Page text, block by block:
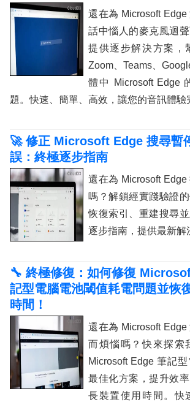
還在為 Microsoft Edge
話中惱人的麥克風迴
提供逐步解決方案，
Zoom、Teams、
體中 Microsoft Edge
題。快速、簡單、高效，讓您的音訊體驗
🚀 修正 Microsoft Edge 搜尋暫
誤：終極逐步指南
還在為 Microsoft
嗎？解鎖經實踐驗證
恢復索引、重建搜尋並
逐步指南，提供最新解
🔧 終極修復：如何修復
記型電腦電池閾值耗電問題並恢
時間！
還在為 Microsoft
而煩惱嗎？快來探索
Microsoft Edge 筆記
最佳化方案，提升效
長裝置使用時間。快